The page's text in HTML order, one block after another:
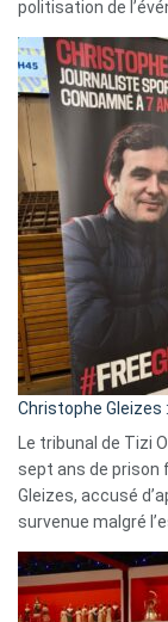
politisation de
Christophe Gleizes
Le tribunal de Tizi
sept ans de prison
Gleizes, accusé
survenue malgré